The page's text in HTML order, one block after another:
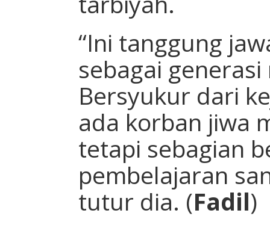
“Ini tanggung
sebagai
Bersyukur dari
ada korban jiwa
tetapi sebagian
pembelajaran
tutur dia. (Fadil)